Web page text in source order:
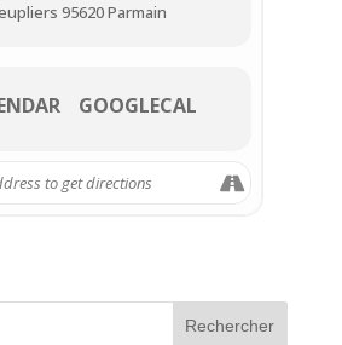
95620 Parmain
GOOGLECAL